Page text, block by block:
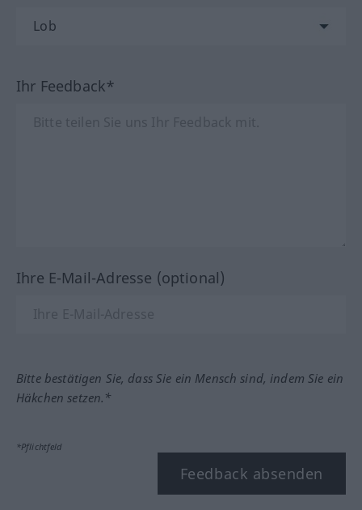
Ihr Feedback*
Ihre E-Mail-Adresse (optional)
Bitte bestätigen Sie, dass Sie ein Mensch sind, indem Sie ein
Häkchen setzen.*
*Pflichtfeld
Feedback absenden